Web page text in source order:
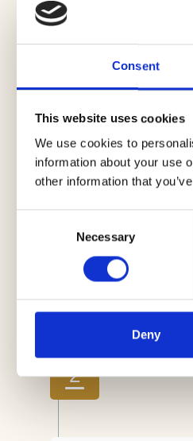
Consent
This website uses cookies
We use cookies to
information about your use
other information that
Necessary
Deny
zijn Stolpersteine, Duits
1947). De kleine
gedeporteerd, vermoord
De route volgt
parkeren.
2